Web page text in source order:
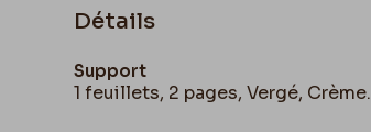
Détails
Support
1 feuillets, 2 pages, Vergé, Crème.